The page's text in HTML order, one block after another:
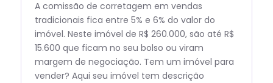
A comissão de corretagem em vendas
tradicionais fica entre 5% e 6% do valor do
imóvel. Neste imóvel de R$ 260.000, são até R$
15.600 que ficam no seu bolso ou viram
margem de negociação. Tem um imóvel para
vender? Aqui seu imóvel tem descrição